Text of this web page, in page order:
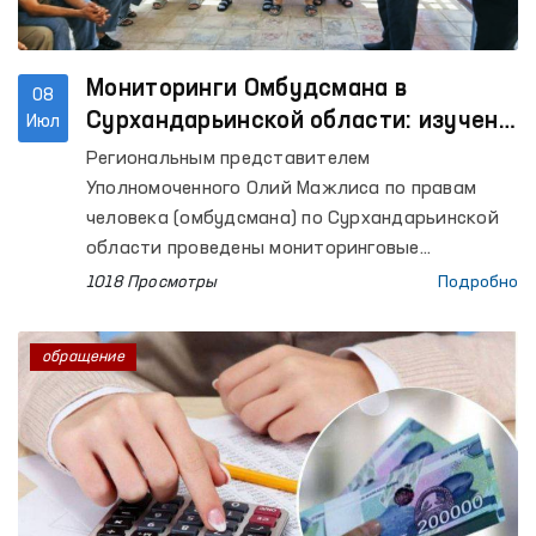
08
Июл
Мониторинги Омбудсмана в
Сурхандарьинской области: изучено
исполнение ранее данных
рекомендаций
Региональным представителем
Уполномоченного Олий Мажлиса по правам
человека (омбудсмана) по Сурхандарьинской
области проведены мониторинговые
посещения изоляторов временного
Джаркурганского района, Специального
приёмника для лиц, подвергнутых
административному аресту УВД
Сурхандарьинской области (Специальный
приёмник), Центра реабилитации для лиц без
определённого места жительства,
Сурхандарьинского филиала
1018 Просмотры Подробно
обращение